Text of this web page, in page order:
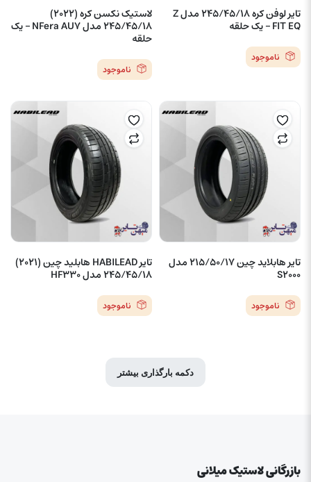
تایر لوفن کره 245/45/18 مدل Z
FIT EQ – یک حلقه
ناموجود
لاستیک نکسن کره (2022)
245/45/18 مدل NFera AU7 – یک
حلقه
ناموجود
تایر هابلاید چین 215/50/17 مدل
S2000
ناموجود
تایر HABILEAD هابلید چین (2021)
245/45/18 مدل HF330
ناموجود
دکمه بارگذاری بیشتر
بازرگانی لاستیک میلانی